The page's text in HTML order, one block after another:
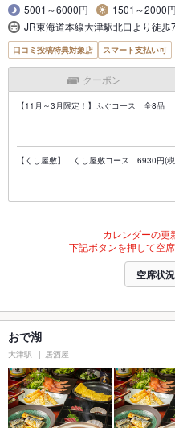
5001～6000円
1501～2000円
JR東海道本線大津駅北口より徒歩
口コミ投稿特典対象店 スマート支払い可
クーポン
【11月～3月限定！】ふぐコース 全8品
【くし屋敷】 くし屋敷コース 6930円(
カレンダーの更
下記ボタンを押して空
空席状
おで湖
大津駅 居酒屋